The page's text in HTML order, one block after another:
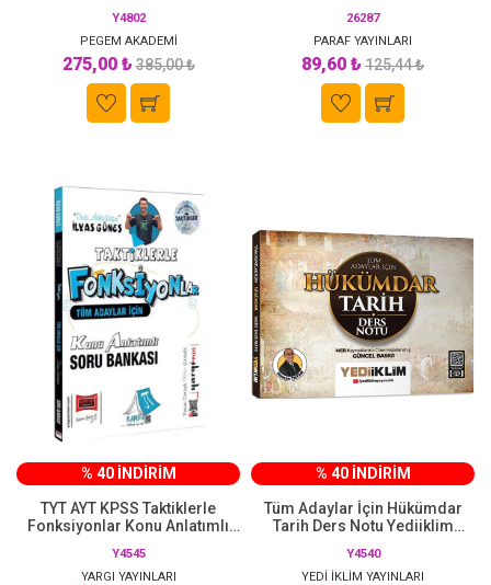
Y4802
PEGEM AKADEMİ
275,00 ₺385,00 ₺
26287
PARAF YAYINLARI
89,60 ₺125,44 ₺
% 40 İNDİRİM
TYT AYT KPSS Taktiklerle
Fonksiyonlar Konu Anlatımlı
Y4545
YARGI YAYINLARI
% 40 İNDİRİM
Tüm Adaylar İçin Hükümdar
Tarih Ders Notu Yediiklim
Y4540
YEDİ İKLİM YAYINLARI